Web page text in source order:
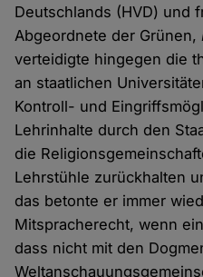
Deutschlands (HVD) und
Abgeordnete der Grünen,
verteidigte hingegen die
an staatlichen
Kontroll- und
Lehrinhalte durch den
die
Lehrstühle zurückhalten
das betonte er immer
Mitspracherecht, wenn
dass nicht mit den